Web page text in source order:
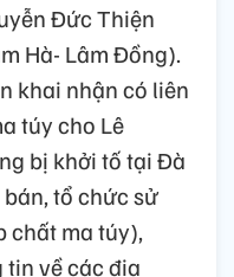
Đức Thiện
Hà- Lâm Đồng).
khai nhận có liên
túy cho Lê
bị khởi tố tại Đà
tổ chức sử
chất ma túy),
về các địa